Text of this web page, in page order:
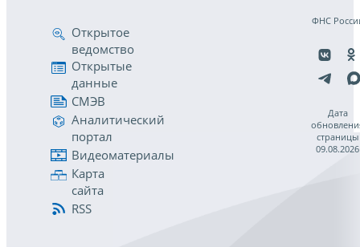
Открытое
ведомство
Открытые
данные
СМЭВ
Аналитический
портал
Видеоматериалы
Карта
сайта
RSS
ФНС
Дата
страницы
09.08.2026